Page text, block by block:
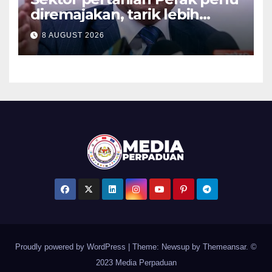
diremajakan, tarik lebih
ramai golongan muda –
Saarani
8 AUGUST 2026
Proudly powered by WordPress Theme: Newsup by Themeansar. ©
2023 Media Perpaduan